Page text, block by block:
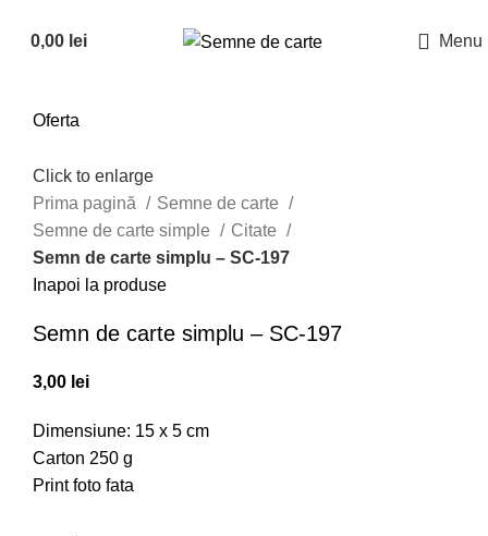
0,00 lei Menu
Oferta
Click to enlarge
Prima pagină
Semne de carte
Semne de carte simple
Citate
Semn de carte simplu – SC-197
Inapoi la produse
Semn de carte simplu – SC-197
3,00 lei
Dimensiune: 15 x 5 cm
Carton 250 g
Print foto fata